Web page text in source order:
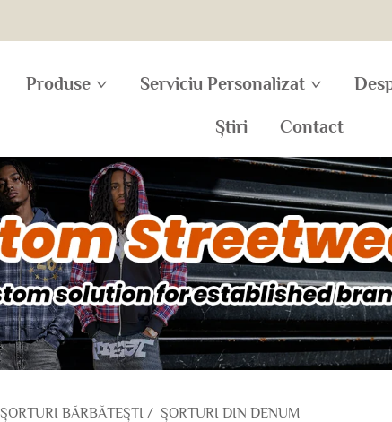
Produse Serviciu Personalizat
Știri Contact
ȘORTURI BĂRBĂTEȘTI / ȘORTURI DIN DENUM